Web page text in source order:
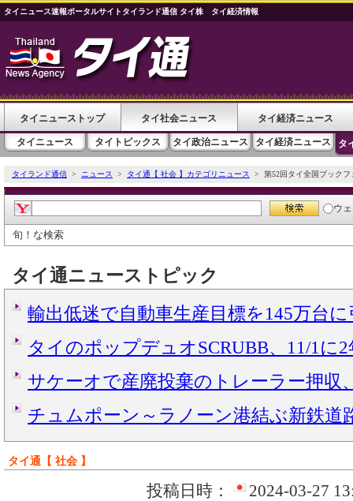
タイニュース速報ポータルサイトタイランド通信 タイ株 タイ経済情報
タイニューストップ タイ社会ニュース タイ経済ニュース
タイニュース タイトピックス タイ政治ニュース タイ経済ニュース タ
タイランド通信 > ニュース > タイ通【 社会 】カテゴリニュース > 第52回タイ全国ブック
ウ
旬！な検索
タイ通ニューストピック
輸出低迷で自動車生産目標を145万台
タイのポップデュオSCRUBB、11/1に
サケーオで産廃投棄のトレーラー押収
チュムポーン～ラノーン港結ぶ新鉄道
タイ通【 社会 】
投稿日時：
2024-03-27